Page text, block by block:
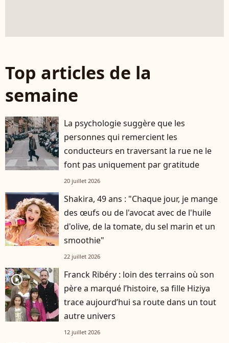
Top articles de la
semaine
La psychologie suggère que les
personnes qui remercient les
conducteurs en traversant la rue ne le
font pas uniquement par gratitude
20 juillet 2026
Shakira, 49 ans : "Chaque jour, je mange
des œufs ou de l'avocat avec de l'huile
d'olive, de la tomate, du sel marin et un
smoothie"
22 juillet 2026
player2
Franck Ribéry : loin des terrains où son
père a marqué l’histoire, sa fille Hiziya
trace aujourd’hui sa route dans un tout
autre univers
12 juillet 2026